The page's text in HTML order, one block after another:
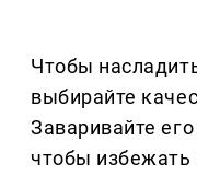
Чтобы
выбирайте
Заваривайте
чтобы избежать